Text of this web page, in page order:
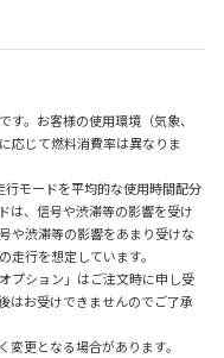
。お客様の使用環境（気象、
応じて燃料消費率は異なりま
モードを平均的な使用時間配分
は、信号や渋滞等の影響を受け
や渋滞等の影響をあまり受けな
行を想定しています。
プション」はご注文時に申し受
はお受けできませんのでご了承
更となる場合があります。